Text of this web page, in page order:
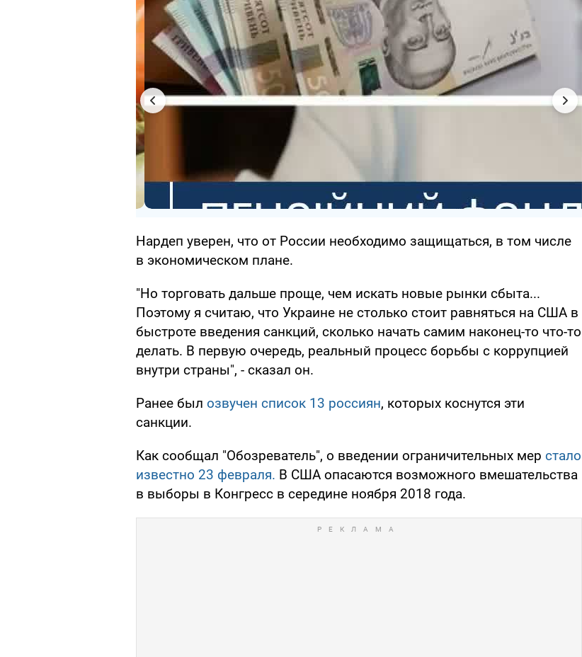
Нардеп уверен, что от России необходимо защищаться, в том числе
в экономическом плане.
"Но торговать дальше проще, чем искать новые рынки сбыта...
Поэтому я считаю, что Украине не столько стоит равняться на США в
быстроте введения санкций, сколько начать самим наконец-то что-то
делать. В первую очередь, реальный процесс борьбы с коррупцией
внутри страны", - сказал он.
Ранее был озвучен список 13 россиян, которых коснутся эти
санкции.
Как сообщал "Обозреватель", о введении ограничительных мер стало
известно 23 февраля. В США опасаются возможного вмешательства
в выборы в Конгресс в середине ноября 2018 года.